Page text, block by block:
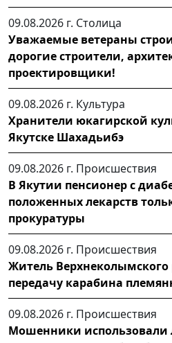
09.08.2026 г. Столица
Уважаемые ветераны
дорогие строители,
проектировщики!
09.08.2026 г. Культура
Хранители юкагирской
Якутске Шахадьибэ
09.08.2026 г. Происшествия
В Якутии пенсионер с
положенных лекарств
прокуратуры
09.08.2026 г. Происшествия
Житель Верхнеколымского
передачу карабина
09.08.2026 г. Происшествия
Мошенники использовали